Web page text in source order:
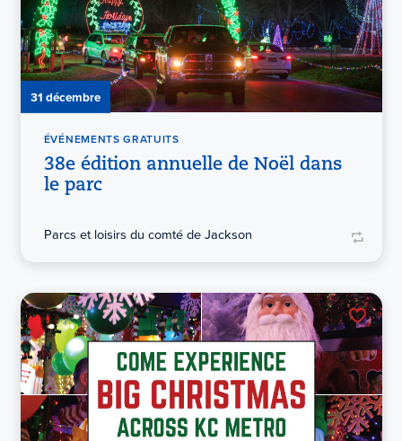
31 décembre
ÉVÉNEMENTS GRATUITS
38e édition annuelle de Noël dans
le parc
Parcs et loisirs du comté de Jackson